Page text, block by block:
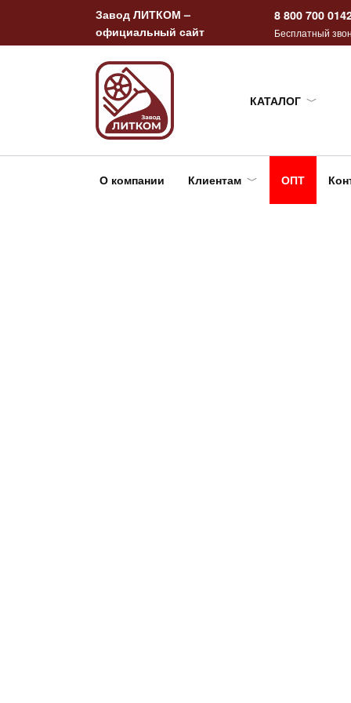
содержанию
Завод ЛИТКОМ –
официальный сайт
8 800 700
Бесплатный
КАТАЛОГ
О компании Клиентам ОПТ